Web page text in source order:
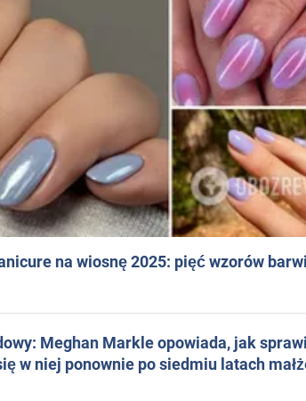
na wiosnę 2025: pięć wzorów
Meghan Markle opowiada, jak
w niej ponownie po siedmiu latach